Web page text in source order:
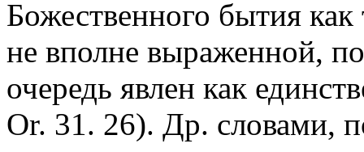
Божественного бытия как
не вполне выраженной,
очередь явлен как
Or. 31. 26). Др. словами,